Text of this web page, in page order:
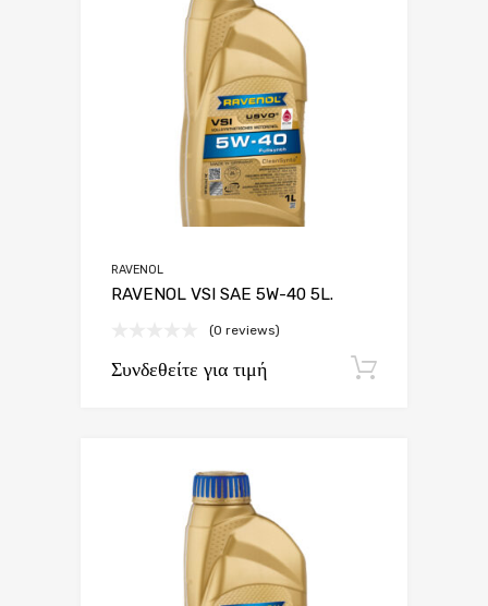
RAVENOL
RAVENOL VSI SAE 5W-40 5L.
(0 reviews)
Συνδεθείτε για τιμή